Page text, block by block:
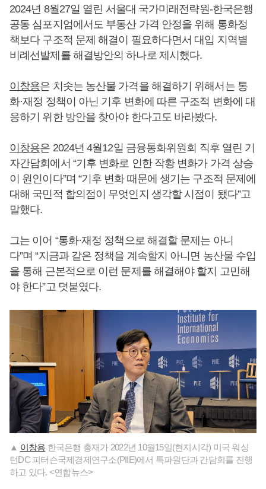
2024년 8월27일 열린 서울대 국가미래전략원-한국은행
공동 심포지엄에서도 부동산 가격 안정을 위해 통화정
책보다 구조적 문제 해결이 필요하다면서 대입 지역별
비례선발제를 해결방안의 하나로 제시했다.
이창용은 치솟는 농산물 가격을 해결하기 위해서는 통
화·재정 정책이 아닌 기후 변화에 따른 구조적 변화에 대
응하기 위한 방안을 찾아야 한다고도 바라봤다.
이창용은 2024년 4월12일 금융통화위원회 직후 열린 기
자간담회에서 “기후 변화로 인한 작황 변화가 가격 상승
이 원인이다”며 “기후 변화 때문에 생기는 구조적 문제에
대해 국민적 합의점이 무엇인지 생각할 시점이 됐다”고
말했다.
그는 이어 “통화·재정 정책으로 해결할 문제는 아니
다”며 “지금과 같은 정책을 계속할지 아니면 농산물 수입
을 통해 근본적으로 이런 문제를 해결해야 할지 고민해
야 한다”고 덧붙였다.
▲ 이창용 한국은행 총재가 2022년 10월15일(현지시각) 미국 워싱
턴DC 피터슨국제경제연구소(PIIE)에서 특파원단과 간담회를 진행
하고 있다. <연합뉴스>